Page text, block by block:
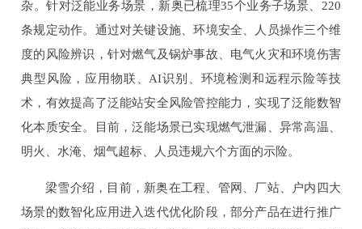
杂。针对泛能业务场景，新奥已梳理35个业务子场景、220
条规定动作。通过对关键设施、环境安全、人员操作三个维
度的风险辨识，针对燃气及锅炉事故、电气火灾和环境伤害
典型风险，应用物联、AI识别、环境检测和远程示险等技
术，有效提高了泛能站安全风险管控能力，实现了泛能数智
化本质安全。目前，泛能场景已实现燃气泄漏、异常高温、
明火、水淹、烟气超标、人员违规六个方面的示险。
梁雪介绍，目前，新奥在工程、管网、厂站、户内四大
场景的数智化应用进入迭代优化阶段，部分产品在进行推广